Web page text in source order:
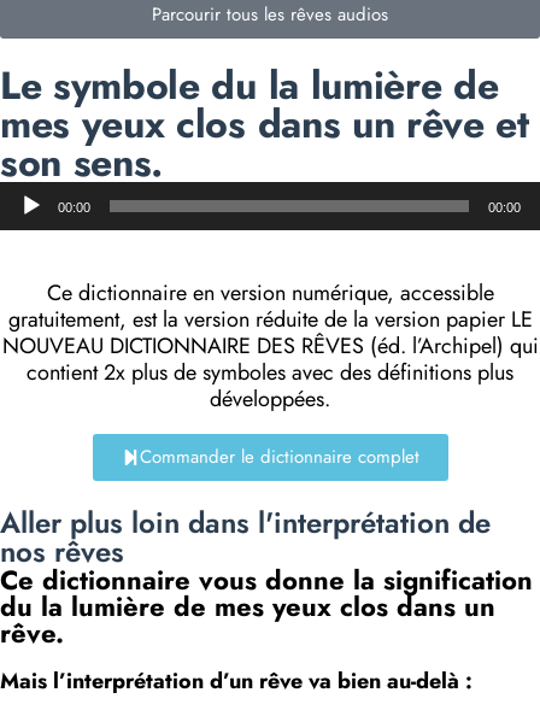
Parcourir tous les rêves audios
Le symbole du la lumière de
mes yeux clos dans un rêve et
son sens.
Lecteur
audio00:00 00:00
Ce dictionnaire en version numérique, accessible
gratuitement, est la version réduite de la version papier LE
NOUVEAU DICTIONNAIRE DES RÊVES (éd. l’Archipel) qui
contient 2x plus de symboles avec des définitions plus
développées.
Commander le dictionnaire complet
Aller plus loin dans l'interprétation de
nos rêves
Ce dictionnaire vous donne la signification
du la lumière de mes yeux clos dans un
rêve.
Mais l’interprétation d’un rêve va bien au-delà :